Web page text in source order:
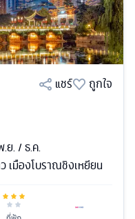
แชร์
ถูกใจ
ย. / ธ.ค.
เมืองโบราณชิงเหยียน